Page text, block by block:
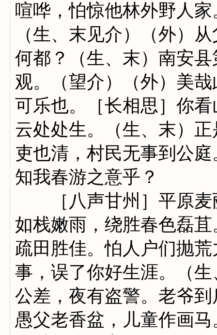
喧哗，怕惊他林外野人
（生、末见介）（外）
何都？（生、末）南安
观。（望介）（外）美
可乐也。［长相思］你
云处处生。（生、末）
吏也清，村民无事到公
知我春游之意乎？
［八声甘州］平原麦
如栈嫩雨，绕胜春色磊
疏田胜佳。怕人户们抛
事，误了你好生涯。（
公差，夜有盗警。老爷
愚父老香盆，儿童作画